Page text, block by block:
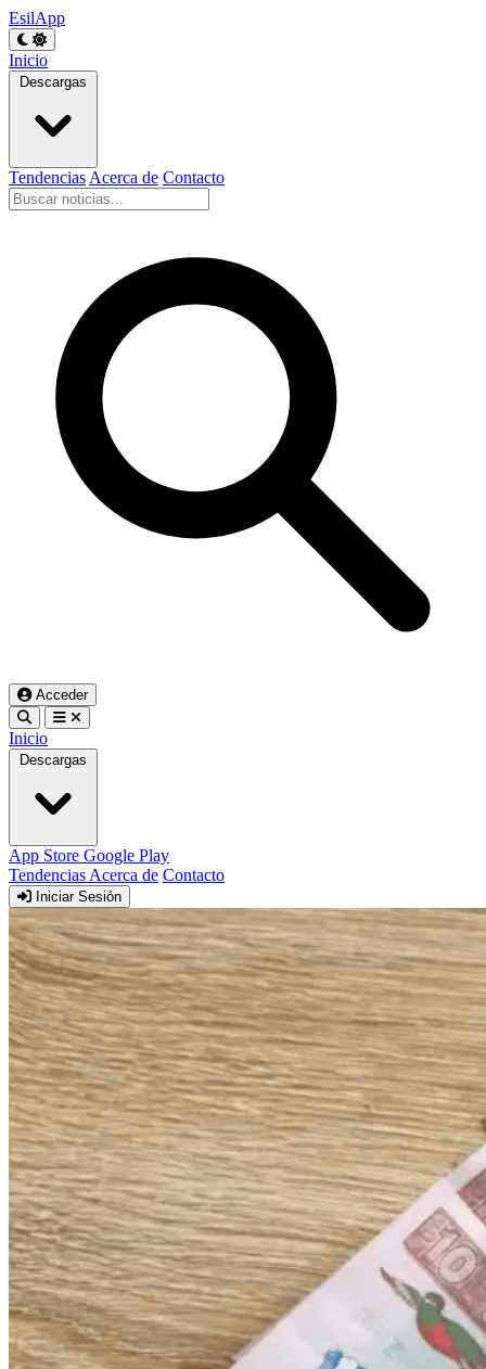
EsilApp
Inicio
Descargas
Tendencias Acerca de Contacto
Acceder
Inicio
Descargas
App Store Google Play
Tendencias Acerca de Contacto
Iniciar Sesión